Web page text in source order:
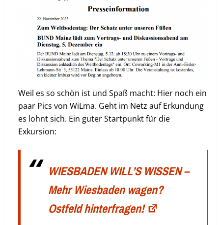
Weil es so schön ist und Spaß macht: Hier noch ein
paar Pics von WiLma. Geht im Netz auf Erkundung
es lohnt sich. Ein guter Startpunkt für die
Exkursion:
WIESBADEN WILL’S WISSEN –
Mehr Wiesbaden wagen?
Ostfeld hinterfragen!